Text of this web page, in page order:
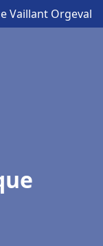
Vaillant Orgeval